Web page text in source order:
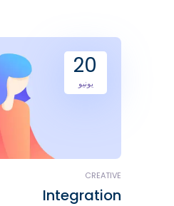
20
يونيو
CREATIVE
Integration